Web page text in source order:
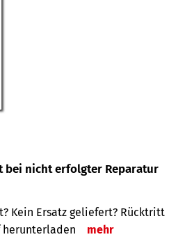
nicht erfolgter Reparatur
Kein Ersatz geliefert? Rücktritt
herunterladen
mehr